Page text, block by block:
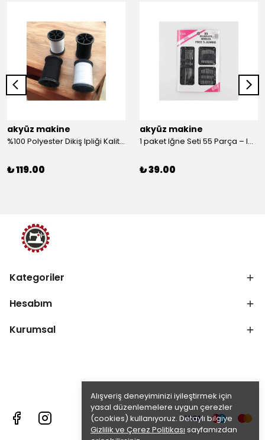
Alışveriş deneyiminizi iyileştirmek için
yasal düzenlemelere uygun çerezler
(cookies) kullanıyoruz. Detaylı bilgiye
Gizlilik ve Çerez Politikası sayfamızdan
akyüz makine
%100 Polyester Dikiş Ipliği Kaliteli 2 Adet Farklı Makara Ip Dikiş İpi Siyah&Beyaz 2'Li Set
₺ 119.00
akyüz makine
1 paket Iğne Seti 55 Parça – Iğne
₺ 39.00
Kategoriler
Hesabım
Kurumsal